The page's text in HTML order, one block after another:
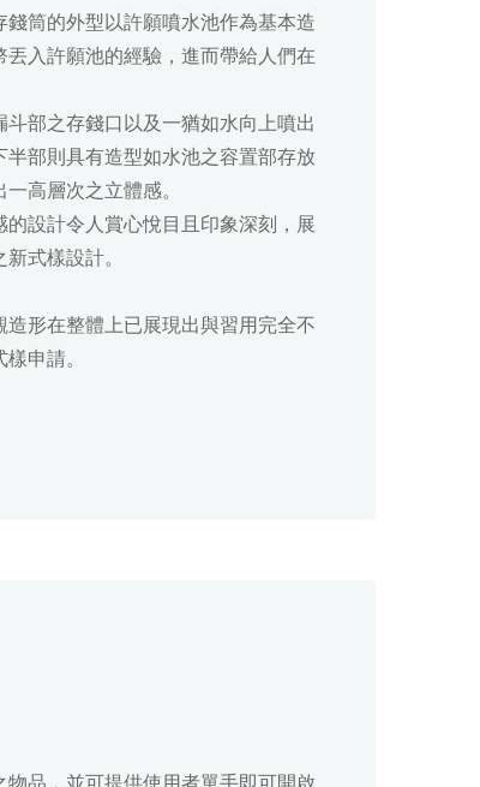
筒的外型以許願噴水池作為基本造
入許願池的經驗，進而帶給人們在
部之存錢口以及一猶如水向上噴出
部則具有造型如水池之容置部存放
高層次之立體感。
設計令人賞心悅目且印象深刻，展
式樣設計。
形在整體上已展現出與習用完全不
申請。